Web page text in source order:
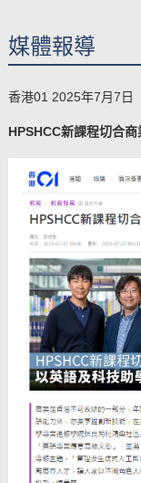
媒體報導
香港01 2025年7月7日
HPSHCC新課程切合